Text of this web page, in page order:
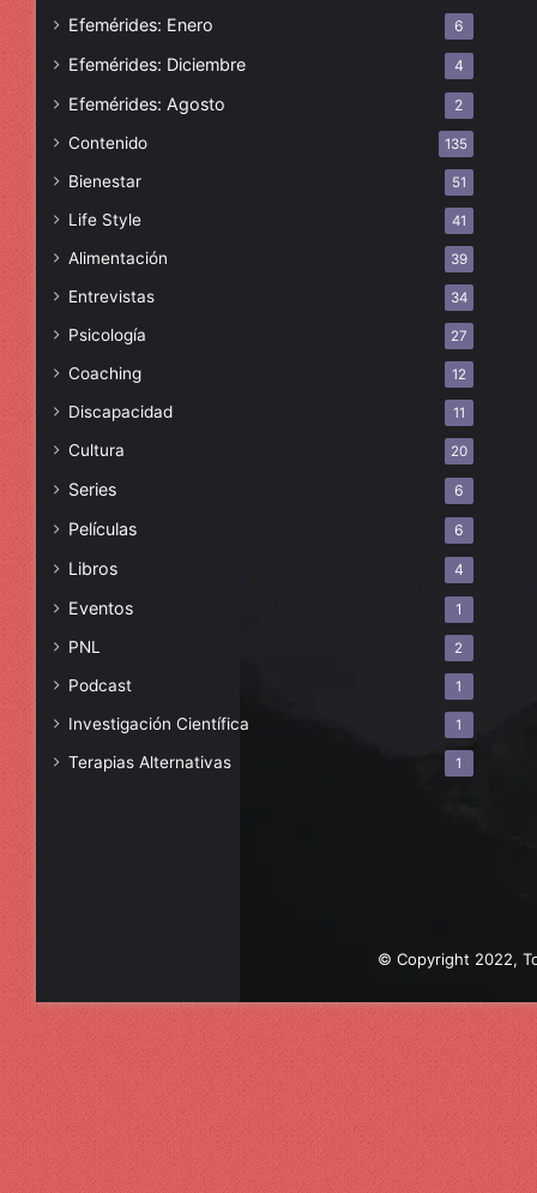
Efemérides: Enero 6
Efemérides: Diciembre 4
Efemérides: Agosto 2
Contenido 135
Bienestar 51
Life Style 41
Alimentación 39
Entrevistas 34
Psicología 27
Coaching 12
Discapacidad 11
Cultura 20
Series 6
Películas 6
Libros 4
Eventos 1
PNL 2
Podcast 1
Investigación Científica 1
Terapias Alternativas 1
© Copyright 2022,